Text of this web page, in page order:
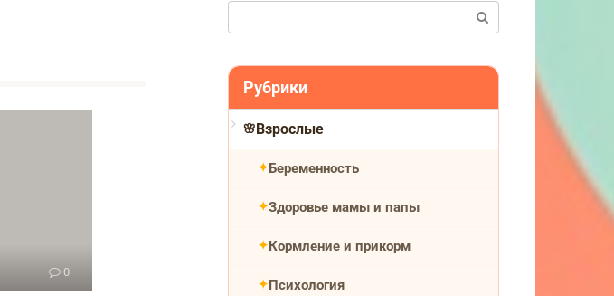
0
Рубрики
Взрослые
Беременность
Здоровье мамы и папы
Кормление и прикорм
Психология